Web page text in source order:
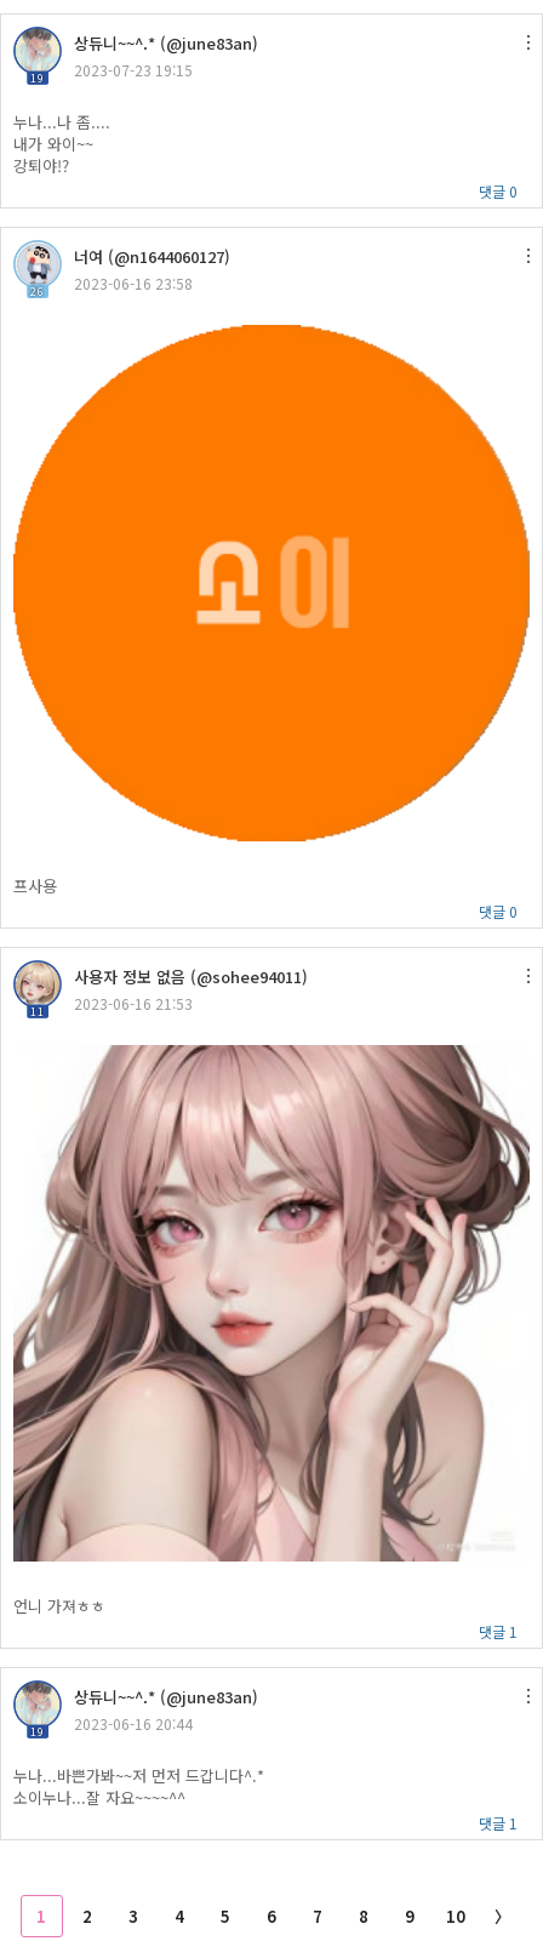
19
상듀니~~^.* (@june83an)
2023-07-23 19:15
누나...나 좀....
내가 와이~~
강퇴야!?
댓글 0
26
너여 (@n1644060127)
2023-06-16 23:58
프사용
댓글 0
11
사용자 정보 없음 (@sohee94011)
2023-06-16 21:53
언니 가져ㅎㅎ
댓글 1
19
상듀니~~^.* (@june83an)
2023-06-16 20:44
누나...바쁜가봐~~저 먼저 드갑니다^.*
소이누나...잘 자요~~~~^^
댓글 1
1 2 3 4 5 6 7 8 9 10 〉